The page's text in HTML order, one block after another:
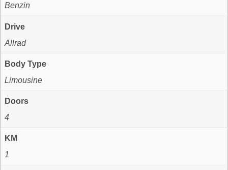
Benzin
Drive
Allrad
Body Type
Limousine
Doors
4
KM
1